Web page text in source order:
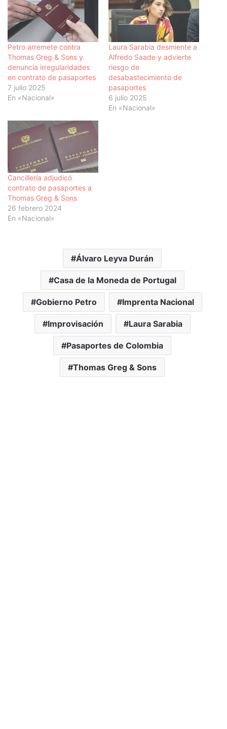
Petro arremete contra
Thomas Greg & Sons y
denuncia irregularidades
en contrato de pasaportes
7 julio 2025
En «Nacional»
Laura Sarabia desmiente a
Alfredo Saade y advierte
riesgo de
desabastecimiento de
pasaportes
6 julio 2025
En «Nacional»
Cancillería adjudicó
contrato de pasaportes a
Thomas Greg & Sons
26 febrero 2024
En «Nacional»
Álvaro Leyva Durán
Casa de la Moneda de Portugal
Gobierno Petro Imprenta Nacional
Improvisación Laura Sarabia
Pasaportes de Colombia
Thomas Greg & Sons